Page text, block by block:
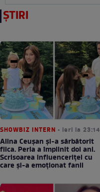
ȘTIRI
SHOWBIZ INTERN • ieri la 23:14
Alina Ceușan și-a sărbătorit
fiica. Perla a împlinit doi ani.
Scrisoarea influenceriței cu
care și-a emoționat fanii